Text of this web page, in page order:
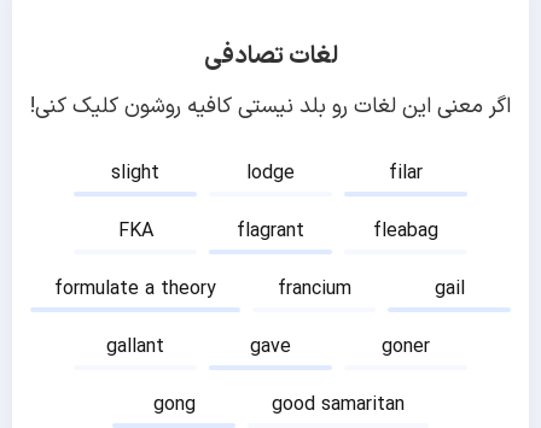
لغات تصادفی
اگر معنی این لغات رو بلد نیستی کافیه روشون کلیک کنی!
slight lodge
filar
FKA
flagrant
fleabag
formulate a theory
francium
gail
gallant
gave
goner
gong
good samaritan